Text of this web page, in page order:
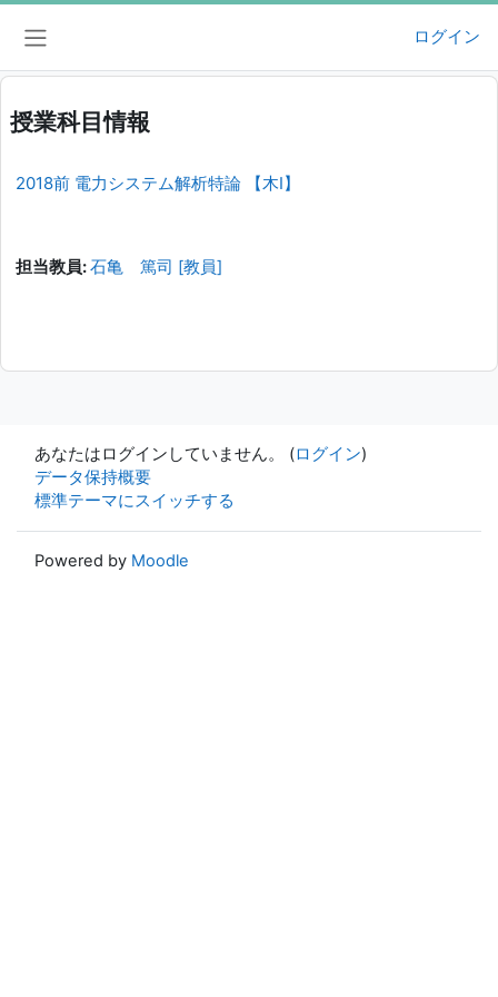
メインコンテンツへスキップする
ログイン
授業科目情報
2018前 電力システム解析特論 【木I】
担当教員:石亀 篤司 [教員]
あなたはログインしていません。 (ログイン)
データ保持概要
標準テーマにスイッチする
Powered by Moodle